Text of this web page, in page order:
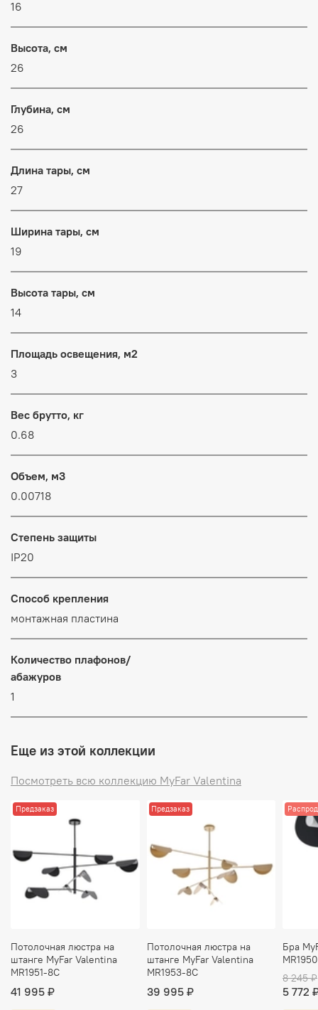
16
Высота, см
26
Глубина, см
26
Длина тары, см
27
Ширина тары, см
19
Высота тары, см
14
Площадь освещения, м2
3
Вес брутто, кг
0.68
Объем, м3
0.00718
Степень защиты
IP20
Способ крепления
монтажная пластина
Количество плафонов/
абажуров
1
Еще из этой коллекции
Посмотреть всю коллекцию MyFar Valentina
Предзаказ
Потолочная люстра на
штанге MyFar Valentina
MR1951-8C
41 995 ₽
Предзаказ
Потолочная люстра на
штанге MyFar Valentina
MR1953-8C
39 995 ₽
Бра
8 245 ₽
5 772